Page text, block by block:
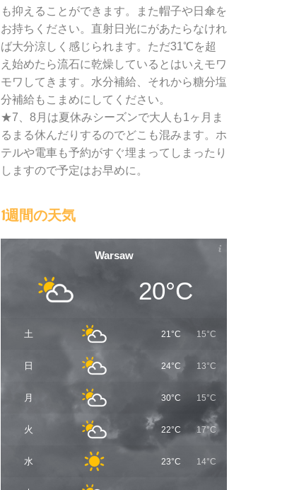
も抑えることができます。また帽子や日傘を
お持ちください。直射日光にがあたらなけれ
ば大分涼しく感じられます。ただ31℃を超
え始めたら流石に乾燥しているとはいえモワ
モワしてきます。水分補給、それから糖分塩
分補給もこまめにしてください。
★7、8月は夏休みシーズンで大人も1ヶ月ま
るまる休んだりするのでどこも混みます。ホ
テルや電車も予約がすぐ埋まってしまったり
しますので予定はお早めに。
1週間の天気
Warsaw
20°C
土 21°C 15°C
日 24°C 13°C
月 30°C 15°C
火 22°C 17°C
水 23°C 14°C